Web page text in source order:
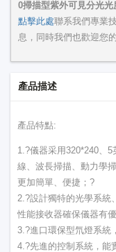
0掃描型紫外可見分光光
點擊此處聯系我們專業
息，同時我們也歡迎您
產品描述
產品特點:
1.?儀器采用320*240、
線、波長掃描、動力學
更加簡單、便捷；?
2.?設計獨特的光學系統
性能接收器確保儀器有
3.?進口環保型氘燈系統
4.?先進的控制系統，能